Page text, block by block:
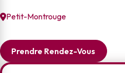
Petit-Montrouge
Prendre Rendez-Vous